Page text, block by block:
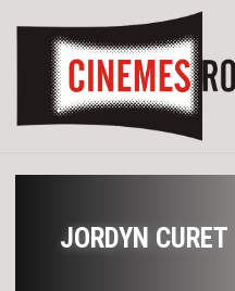
JORDYN CURET